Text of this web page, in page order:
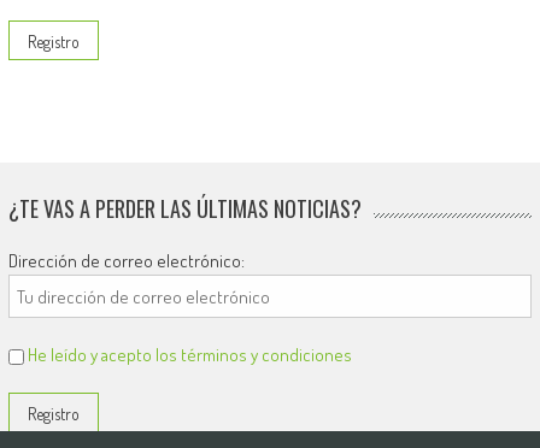
¿TE VAS A PERDER LAS ÚLTIMAS NOTICIAS?
Dirección de correo electrónico:
He leído y acepto los términos y condiciones